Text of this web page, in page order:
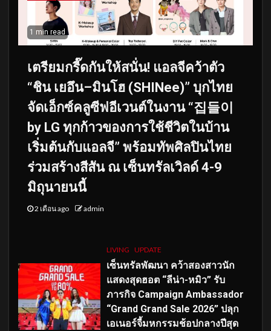
1 min read
เตรียมกรี๊ดกันให้สนั่น! แอลจีคว้าตัว
“ชิน เยอึน–มินโฮ (SHINee)” บุกไทย
จัดเอ็กซ์คลูซีฟอีเวนต์ในงาน “집들이
by LG ทุกก้าวของการใช้ชีวิตในบ้าน
เริ่มต้นกับแอลจี” พร้อมทัพศิลปินไทย
ร่วมสร้างสีสัน ณ เซ็นทรัลเวิลด์ 4-9
มิถุนายนนี้
2 เดือน ago admin
LIVING UPDATE
เซ็นทรัลพัฒนา คว้าสองสาวนัก
แสดงสุดฮอต “ลีน่า-หมิว” รับ
ภารกิจ Campaign Ambassador
“Grand Grand Sale 2026” ปลุก
เอเนอร์จี้มหกรรมช้อปกลางปีสุด